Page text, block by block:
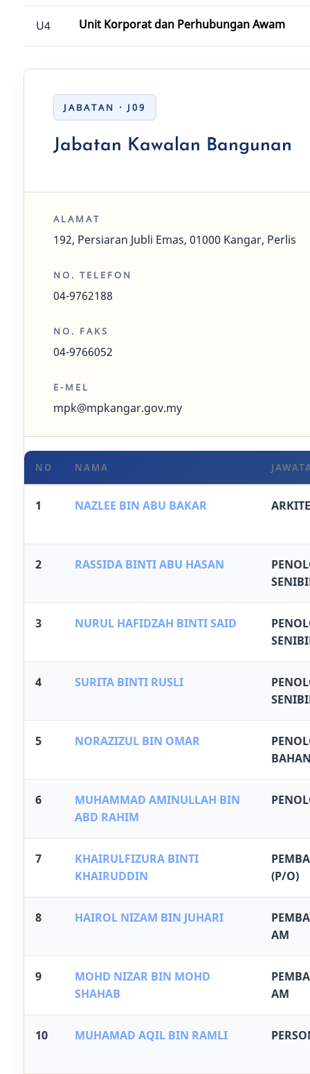
U4 Unit Korporat dan Perhubungan Awam
JABATAN · J09
Jabatan Kawalan Bangunan
ALAMAT
192, Persiaran Jubli Emas, 01000 Kangar, Perlis
NO. TELEFON
04-9762188
NO. FAKS
04-9766052
E-MEL
mpk@mpkangar.gov.my
NO NAMA
1 NAZLEE BIN ABU BAKAR
2 RASSIDA BINTI ABU HASAN
3 NURUL HAFIDZAH BINTI SAID
4 SURITA BINTI RUSLI
5 NORAZIZUL BIN OMAR
6
MUHAMMAD AMINULLAH BIN
ABD RAHIM
7
KHAIRULFIZURA BINTI
KHAIRUDDIN
(P/O)
8 HAIROL NIZAM BIN JUHARI
AM
9
MOHD NIZAR BIN MOHD
SHAHAB
AM
10 MUHAMAD AQIL BIN RAMLI